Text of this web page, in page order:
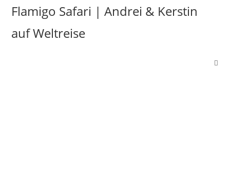
Flamigo Safari | Andrei & Kerstin
auf Weltreise